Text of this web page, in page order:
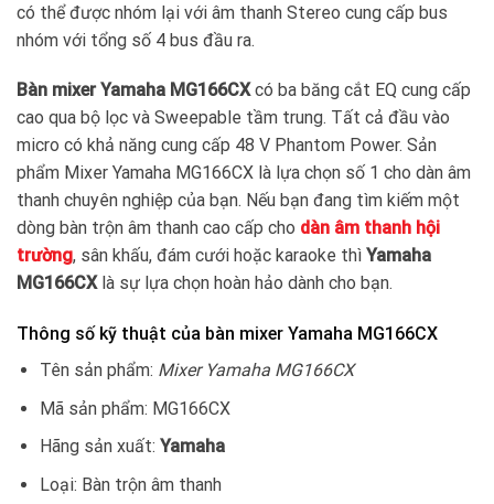
có thể được nhóm lại với âm thanh Stereo cung cấp bus
nhóm với tổng số 4 bus đầu ra.
Bàn mixer Yamaha MG166CXcó ba băng cắt EQ cung cấp
cao qua bộ lọc và Sweepable tầm trung. Tất cả đầu vào
micro có khả năng cung cấp 48 V Phantom Power. Sản
phẩm Mixer Yamaha MG166CX là lựa chọn số 1 cho dàn âm
thanh chuyên nghiệp của bạn. Nếu bạn đang tìm kiếm một
dòng bàn trộn âm thanh cao cấp cho dàn âm thanh hội
trường, sân khấu, đám cưới hoặc karaoke thì Yamaha
MG166CXlà sự lựa chọn hoàn hảo dành cho bạn.
Thông số kỹ thuật của bàn mixer Yamaha MG166CX
Tên sản phẩm: Mixer Yamaha MG166CX
Mã sản phẩm: MG166CX
Hãng sản xuất: Yamaha
Loại: Bàn trộn âm thanh